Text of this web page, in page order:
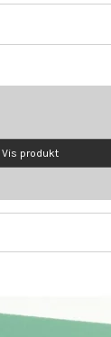
Vis produkt